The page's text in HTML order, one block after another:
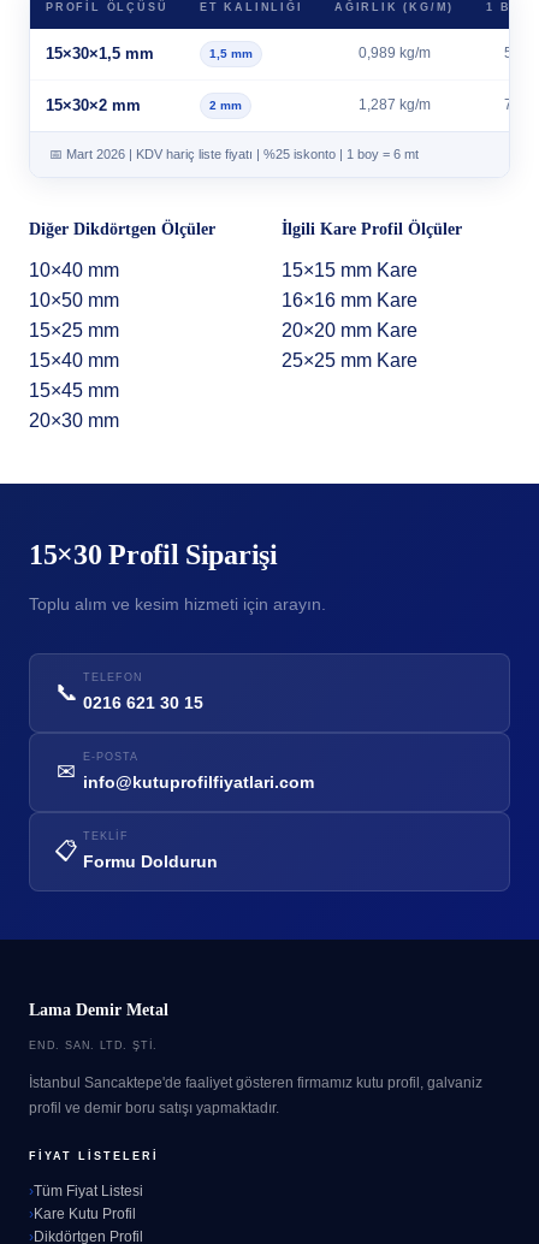
PROFIL ÖLÇÜSÜ ET KALINLIĞI AĞIRLIK (KG/M) 1 BOY
15×30×1,5 mm 1,5 mm 0,989 kg/m 5,93
15×30×2 mm 2 mm 1,287 kg/m 7,72
📅 Mart 2026 | KDV hariç liste fiyatı | %25 iskonto | 1 boy = 6 mt
Diğer Dikdörtgen Ölçüler
10×40 mm
10×50 mm
15×25 mm
15×40 mm
15×45 mm
20×30 mm
İlgili Kare Profil Ölçüler
15×15 mm Kare
16×16 mm Kare
20×20 mm Kare
25×25 mm Kare
15×30 Profil Siparişi
Toplu alım ve kesim hizmeti için arayın.
📞
TELEFON
0216 621 30 15
✉
E-POSTA
info@kutuprofilfiyatlari.com
📋
TEKLIF
Formu Doldurun
Lama Demir Metal
END. SAN. LTD. ŞTI.
İstanbul Sancaktepe'de faaliyet gösteren firmamız kutu profil, galvaniz
profil ve demir boru satışı yapmaktadır.
FIYAT LISTELERI
Tüm Fiyat Listesi
Kare Kutu Profil
Dikdörtgen Profil